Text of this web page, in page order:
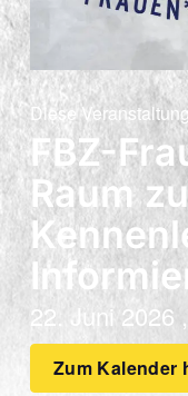
Diese
FBZ-
Raum
22. Juni 2026 ,
Zum Kalender